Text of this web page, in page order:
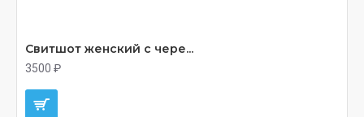
Свитшот женский с чере...
3500 ₽